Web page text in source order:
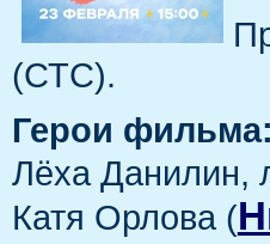
(СТС).
Герои фильма:
Лёха Данилин,
Катя Орлова (